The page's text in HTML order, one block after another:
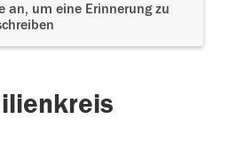
an, um eine Erinnerung zu